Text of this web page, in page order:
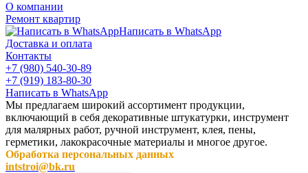
О компании
Ремонт квартир
Написать в WhatsApp
Доставка и оплата
Контакты
+7 (980) 540-30-89
+7 (919) 183-80-30
Написать в WhatsApp
Мы предлагаем широкий ассортимент продукции,
включающий в себя декоративные штукатурки, инструмент
для малярных работ, ручной инструмент, клея, пены,
герметики, лакокрасочные материалы и многое другое.
Обработка персональных данных
intstroi@bk.ru